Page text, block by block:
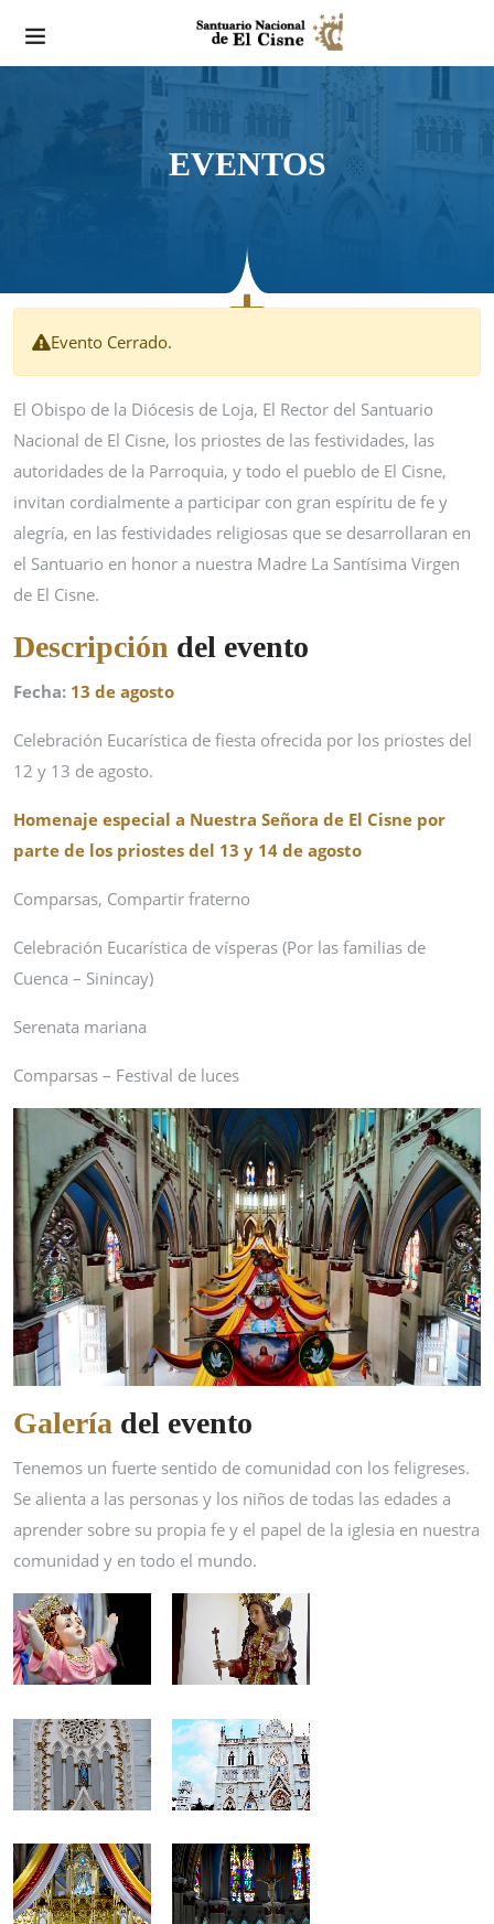
EVENTOS
Evento Cerrado.
El Obispo de la Diócesis de Loja, El Rector del Santuario
Nacional de El Cisne, los priostes de las festividades, las
autoridades de la Parroquia, y todo el pueblo de El Cisne,
invitan cordialmente a participar con gran espíritu de fe y
alegría, en las festividades religiosas que se desarrollaran en
el Santuario en honor a nuestra Madre La Santísima Virgen
de El Cisne.
Descripción del evento
Fecha: 13 de agosto
Celebración Eucarística de fiesta ofrecida por los priostes del
12 y 13 de agosto.
Homenaje especial a Nuestra Señora de El Cisne por
parte de los priostes del 13 y 14 de agosto
Comparsas, Compartir fraterno
Celebración Eucarística de vísperas (Por las familias de
Cuenca – Sinincay)
Serenata mariana
Comparsas – Festival de luces
Galería del evento
Tenemos un fuerte sentido de comunidad con los feligreses.
Se alienta a las personas y los niños de todas las edades a
aprender sobre su propia fe y el papel de la iglesia en nuestra
comunidad y en todo el mundo.